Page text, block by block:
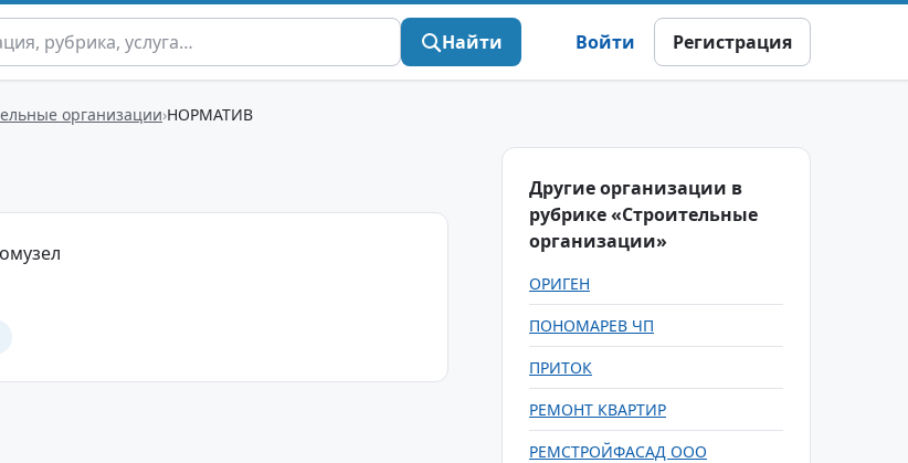
Найти Войти Регистрация
организации НОРМАТИВ
Другие организации в
рубрике «Строительные
организации»
ОРИГЕН
ПОНОМАРЕВ ЧП
ПРИТОК
РЕМОНТ КВАРТИР
РЕМСТРОЙФАСАД ООО